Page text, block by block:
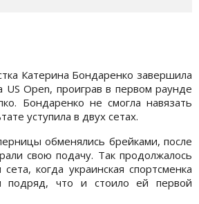
Катерина Бондаренко завершила
US Open, проиграв в первом раунде
Бондаренко не смогла навязать
уступила в двух сетах.
обменялись брейками, после
свою подачу. Так продолжалось
когда украинская спортсменка
подряд, что и стоило ей первой